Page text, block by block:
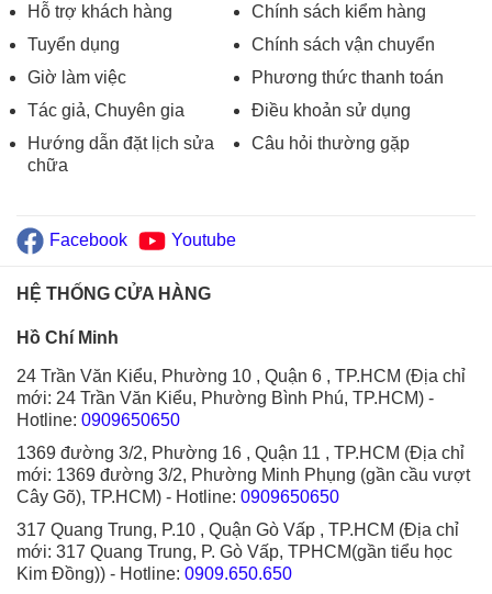
Hỗ trợ khách hàng
Tuyển dụng
Giờ làm việc
Tác giả, Chuyên gia
Hướng dẫn đặt lịch sửa
chữa
Chính sách kiểm hàng
Chính sách vận chuyển
Phương thức thanh toán
Điều khoản sử dụng
Câu hỏi thường gặp
Facebook Youtube
HỆ THỐNG CỬA HÀNG
Hồ Chí Minh
24 Trần Văn Kiểu, Phường 10 , Quận 6 , TP.HCM (Địa chỉ
mới: 24 Trần Văn Kiểu, Phường Bình Phú, TP.HCM) -
Hotline: 0909650650
1369 đường 3/2, Phường 16 , Quận 11 , TP.HCM (Địa chỉ
mới: 1369 đường 3/2, Phường Minh Phụng (gần cầu vượt
Cây Gõ), TP.HCM) - Hotline: 0909650650
317 Quang Trung, P.10 , Quận Gò Vấp , TP.HCM (Địa chỉ
mới: 317 Quang Trung, P. Gò Vấp, TPHCM(gần tiểu học
Kim Đồng)) - Hotline: 0909.650.650